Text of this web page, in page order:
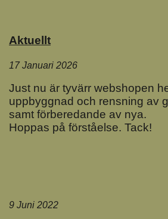
Aktuellt
17 Januari 2026
Just nu är tyvärr webshopen
uppbyggnad och rensning av
samt förberedande av nya.
Hoppas på förståelse. Tack!
9 Juni 2022